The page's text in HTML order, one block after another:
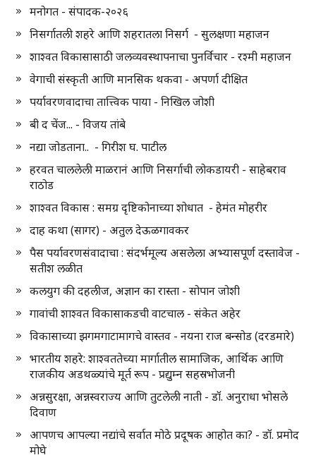
मनोगत - संपादक-२०२६
निसर्गातली शहरे आणि शहरातला निसर्ग - सुलक्षणा महाजन
शाश्वत विकासासाठी जलव्यवस्थापनाचा पुनर्विचार - रश्मी महाजन
वेगाची संस्कृती आणि मानसिक थकवा - अपर्णा दीक्षित
पर्यावरणवादाचा तात्त्विक पाया - निखिल जोशी
बी द चेंज... - विजय तांबे
नद्या जोडताना.. - गिरीश घ. पाटील
हरवत चाललेली माळरानं आणि निसर्गाची लोकडायरी - साहेबराव
राठोड
शाश्वत विकास : समग्र दृष्टिकोनाच्या शोधात - हेमंत मोहरीर
दाह कथा (सागर) - अतुल देऊळगावकर
पैस पर्यावरणसंवादाचा : संदर्भमूल्य असलेला अभ्यासपूर्ण दस्तावेज -
सतीश लळीत
कलयुग की दहलीज, अज्ञान का रास्ता - सोपान जोशी
गावांची शाश्वत विकासाकडची वाटचाल - संकेत अहेर
विकासाच्या झगमगाटामागचे वास्तव - नयना राज बन्सोड (दरडमारे)
भारतीय शहरे: शाश्वततेच्या मार्गातील सामाजिक, आर्थिक आणि
राजकीय अडथळ्यांचे मूर्त रूप - प्रद्युम्न सहस्रभोजनी
अन्नसुरक्षा, अन्नस्वराज्य आणि तुटलेली नाती - डॉ. अनुराधा भोसले
दिवाण
आपणच आपल्या नद्यांचे सर्वात मोठे प्रदूषक आहोत का? - डॉ. प्रमोद
मोघे